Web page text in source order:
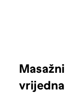
vrijedna